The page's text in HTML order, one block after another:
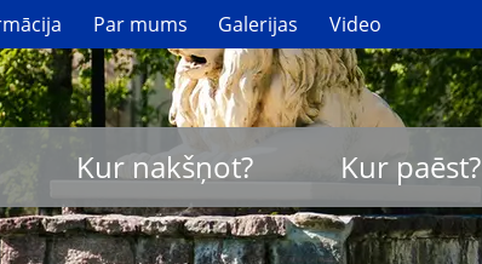
Par mums Galerijas Video
Kur nakšņot? Kur paēst?